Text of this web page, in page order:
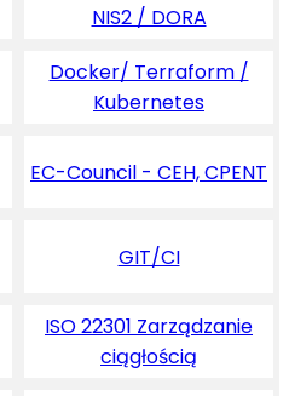
NIS2 / DORA
Docker/ Terraform /
Kubernetes
EC-Council - CEH, CPENT
GIT/CI
ISO 22301 Zarządzanie
ciągłością